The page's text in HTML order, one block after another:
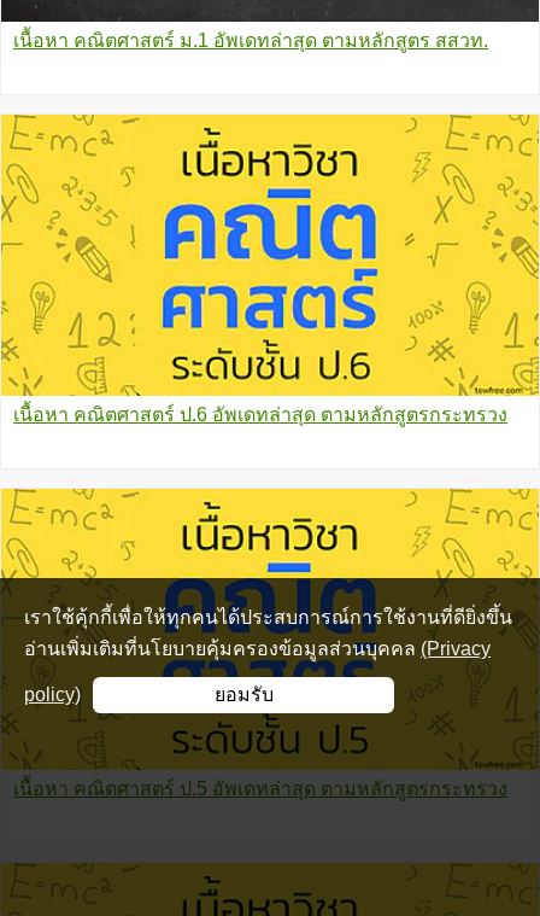
เนื้อหา คณิตศาสตร์ ม.1 อัพเดทล่าสุด ตามหลักสูตร สสวท.
เนื้อหา คณิตศาสตร์ ป.6 อัพเดทล่าสุด ตามหลักสูตรกระทรวง
เนื้อหา คณิตศาสตร์ ป.5 อัพเดทล่าสุด ตามหลักสูตรกระทรวง
เราใช้คุ้กกี้เพื่อให้ทุกคนได้ประสบการณ์การใช้งานที่ดียิ่งขึ้น
อ่านเพิ่มเติมที่นโยบายคุ้มครองข้อมูลส่วนบุคคล (Privacy
policy) ยอมรับ